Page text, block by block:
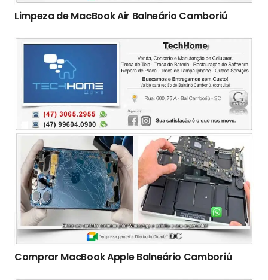
Limpeza de MacBook Air Balneário Camboriú
Comprar MacBook Apple Balneário Camboriú